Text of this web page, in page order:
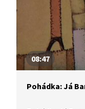
08:47
Pohádka: Já